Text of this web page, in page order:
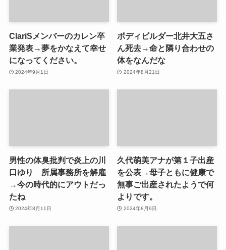
ClariSメンバーのカレン卒
業発表→夢をかなえて幸せ
になってください。
2024年9月1日
ボディビルダー北井大五さ
ん死去→命と隣り合わせの
体をなんだな
2024年8月21日
男性の体臭批判で炎上の川
口ゆり 所属事務所を解雇
→今の時代的にアウトだっ
たね
2024年8月11日
久代萌美アナが第１子出産
を公表→母子ともに健康で
無事ご出産されたようで何
よりです。
2024年8月9日